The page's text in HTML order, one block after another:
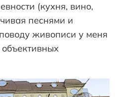
(кухня, вино,
песнями и
живописи у меня